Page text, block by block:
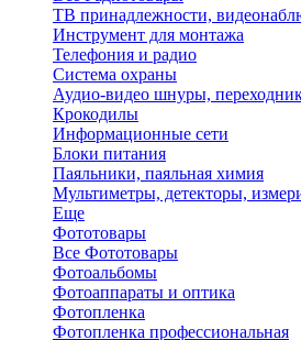
ТВ принадлежности,
Инструмент для монтажа
Телефония и радио
Система охраны
Аудио-видео шнуры,
Крокодилы
Информационные сети
Блоки питания
Паяльники, паяльная химия
Мультиметры, детекторы,
Еще
Фототовары
Все Фототовары
Фотоальбомы
Фотоаппараты и оптика
Фотопленка
Фотопленка профессиональная